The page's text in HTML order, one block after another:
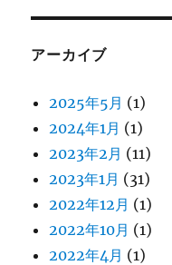
アーカイブ
2025年5月 (1)
2024年1月 (1)
2023年2月 (11)
2023年1月 (31)
2022年12月 (1)
2022年10月 (1)
2022年4月 (1)